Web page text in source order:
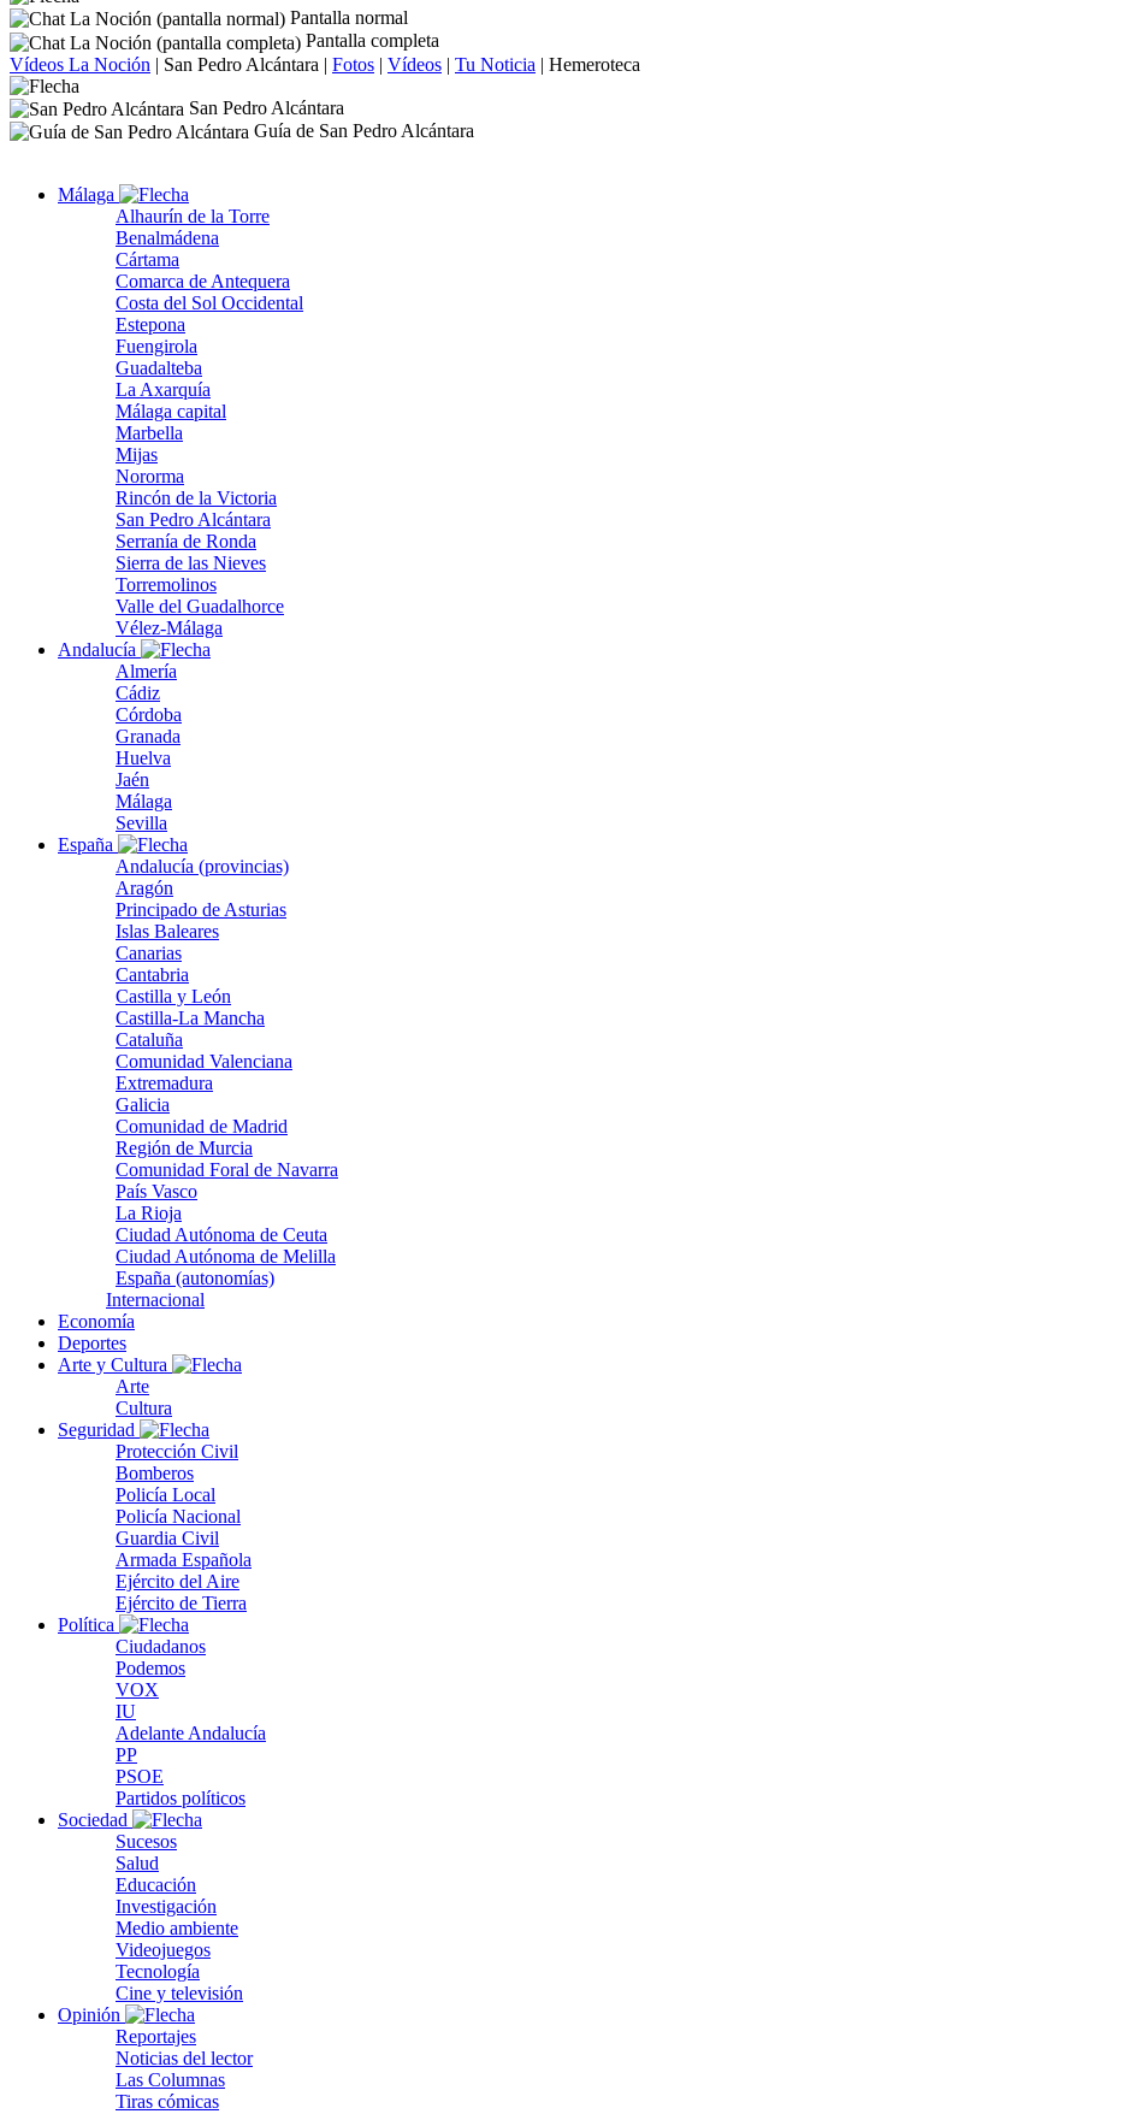
Pantalla normal
Pantalla completa
Vídeos La Noción | San Pedro Alcántara | Fotos | Vídeos | Tu Noticia | Hemeroteca
San Pedro Alcántara
Guía de San Pedro Alcántara
Málaga
Alhaurín de la Torre
Benalmádena
Cártama
Comarca de Antequera
Costa del Sol Occidental
Estepona
Fuengirola
Guadalteba
La Axarquía
Málaga capital
Marbella
Mijas
Nororma
Rincón de la Victoria
San Pedro Alcántara
Serranía de Ronda
Sierra de las Nieves
Torremolinos
Valle del Guadalhorce
Vélez-Málaga
Andalucía
Almería
Cádiz
Córdoba
Granada
Huelva
Jaén
Málaga
Sevilla
España
Andalucía (provincias)
Aragón
Principado de Asturias
Islas Baleares
Canarias
Cantabria
Castilla y León
Castilla-La Mancha
Cataluña
Comunidad Valenciana
Extremadura
Galicia
Comunidad de Madrid
Región de Murcia
Comunidad Foral de Navarra
País Vasco
La Rioja
Ciudad Autónoma de Ceuta
Ciudad Autónoma de Melilla
España (autonomías)
Internacional
Economía
Deportes
Arte y Cultura
Arte
Cultura
Seguridad
Protección Civil
Bomberos
Policía Local
Policía Nacional
Guardia Civil
Armada Española
Ejército del Aire
Ejército de Tierra
Política
Ciudadanos
Podemos
VOX
IU
Adelante Andalucía
PP
PSOE
Partidos políticos
Sociedad
Sucesos
Salud
Educación
Investigación
Medio ambiente
Videojuegos
Tecnología
Cine y televisión
Opinión
Reportajes
Noticias del lector
Las Columnas
Tiras cómicas